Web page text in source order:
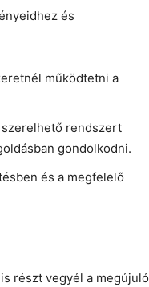
és
működtetni a
rendszert
gondolkodni.
és a megfelelő
részt vegyél a megújuló